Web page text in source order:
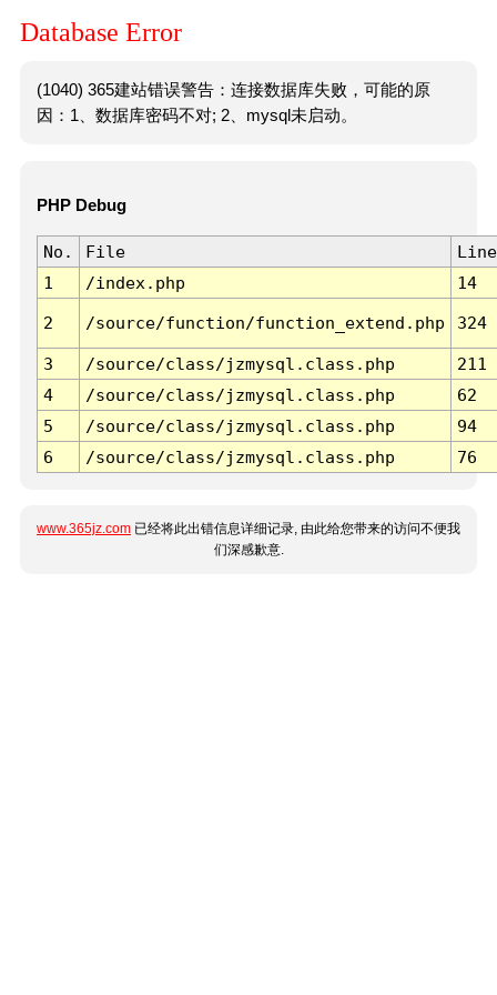
Database Error
(1040) 365建站错误警告：连接数据库失败，可能的原
因：1、数据库密码不对; 2、mysql未启动。
PHP Debug
No. File
Line
1
/index.php 14
2 /source/function/function_extend.php 324
3 /source/class/jzmysql.class.php
211
4
/source/class/jzmysql.class.php
62
5
/source/class/jzmysql.class.php
94
6
/source/class/jzmysql.class.php 76
www.365jz.com 已经将此出错信息详细记录, 由此给您带来的访问不便我
们深感歉意.